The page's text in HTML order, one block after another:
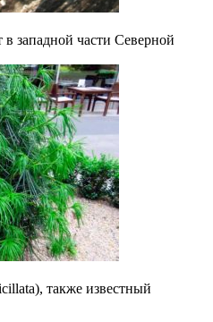
в западной части Северной
также известный